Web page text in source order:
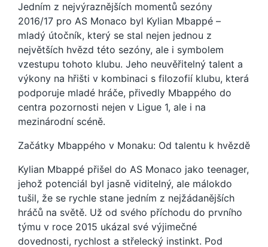
Jedním z nejvýraznějších momentů sezóny
2016/17 pro AS Monaco byl Kylian Mbappé –
mladý útočník, který se stal nejen jednou z
největších hvězd této sezóny, ale i symbolem
vzestupu tohoto klubu. Jeho neuvěřitelný talent a
výkony na hřišti v kombinaci s filozofií klubu, která
podporuje mladé hráče, přivedly Mbappého do
centra pozornosti nejen v Ligue 1, ale i na
mezinárodní scéně.
Začátky Mbappého v Monaku: Od talentu k hvězdě
Kylian Mbappé přišel do AS Monaco jako teenager,
jehož potenciál byl jasně viditelný, ale málokdo
tušil, že se rychle stane jedním z nejžádanějších
hráčů na světě. Už od svého příchodu do prvního
týmu v roce 2015 ukázal své výjimečné
dovednosti, rychlost a střelecký instinkt. Pod